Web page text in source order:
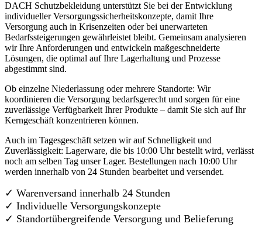
DACH Schutzbekleidung unterstützt Sie bei der Entwicklung
individueller Versorgungssicherheitskonzepte, damit Ihre
Versorgung auch in Krisenzeiten oder bei unerwarteten
Bedarfssteigerungen gewährleistet bleibt. Gemeinsam analysieren
wir Ihre Anforderungen und entwickeln maßgeschneiderte
Lösungen, die optimal auf Ihre Lagerhaltung und Prozesse
abgestimmt sind.
Ob einzelne Niederlassung oder mehrere Standorte: Wir
koordinieren die Versorgung bedarfsgerecht und sorgen für eine
zuverlässige Verfügbarkeit Ihrer Produkte – damit Sie sich auf Ihr
Kerngeschäft konzentrieren können.
Auch im Tagesgeschäft setzen wir auf Schnelligkeit und
Zuverlässigkeit: Lagerware, die bis 10:00 Uhr bestellt wird, verlässt
noch am selben Tag unser Lager. Bestellungen nach 10:00 Uhr
werden innerhalb von 24 Stunden bearbeitet und versendet.
✓ Warenversand innerhalb 24 Stunden
✓ Individuelle Versorgungskonzepte
✓ Standortübergreifende Versorgung und Belieferung